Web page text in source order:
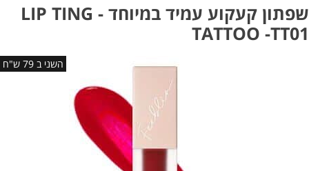
שפתון קעקוע עמיד במיוחד - LIP TING
TATTOO -TT01
השני ב 79 ש"ח